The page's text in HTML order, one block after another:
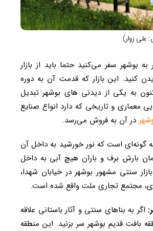
علی زوار)
به بوشهر سفر می‌کنید حتما باید از بازار
کنید. این بازار که قدمت آن به دوره
به یکی از دیدنی‌ های بوشهر تبدیل
معماری و تاریخی که دارد انواع صنایع
در آن به فروش می‌رسد.
گونه‌ای است که نور خورشید به داخل آن
بارش برف و باران هیچ آبی به داخل
سنتی مشهور بوشهر در خیابان شهدا،
مجتمع تجاری ملت واقع شده است.
اگر به بنا‌های سنتی و آثار باستانی علاقه
بافت قدیم بوشهر سر بزنید. این منطقه